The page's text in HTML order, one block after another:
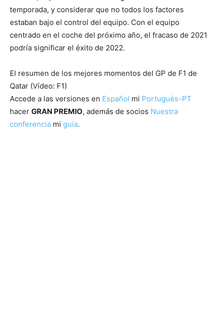
temporada, y considerar que no todos los factores
estaban bajo el control del equipo. Con el equipo
centrado en el coche del próximo año, el fracaso de 2021
podría significar el éxito de 2022.
El resumen de los mejores momentos del GP de F1 de
Qatar (Vídeo: F1)
Accede a las versiones en Español mi Portugués-PT
hacer GRAN PREMIO, además de socios Nuestra
conferencia mi guía.